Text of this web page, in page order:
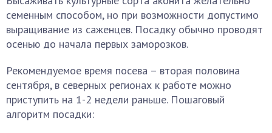
семенным способом, но при возможности допустимо
выращивание из саженцев. Посадку обычно проводят
осенью до начала первых заморозков.
Рекомендуемое время посева – вторая половина
сентября, в северных регионах к работе можно
приступить на 1-2 недели раньше. Пошаговый
алгоритм посадки: